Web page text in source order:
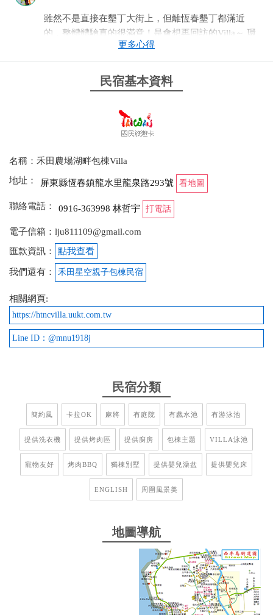
雖然不是直接在墾丁大街上，但離恆春墾丁都滿近
的，整體體驗真的很滿意！是會想再回訪的Villa～ 環
境清幽、面對湖畔(裡面有魚但看不太到)，一到就有
放鬆的感覺，很適合一群朋友或家人一起來度假！包
棟客廳空間算大，活動起來很自在，不管聊天、吃東
西或玩遊戲都很舒服，有一種完全屬於自己的空間
現場有提供瓦斯烤肉架，但我們第一天是直接叫烤肉
車進來，可以直接停旁邊，解放雙手，有夠爽！ 泳池
電。 另外很喜歡他們的KTV，沒有像有些民宿會限制
時間到晚上就要小聲，可以比較自在地唱歌放鬆，到
大半夜都ok，雖然點歌機一開始有點不太直覺，但歌
庫其實很齊全，連老歌都有，而且還是原始MV版
飽，還有北海道奶茶跟黑糖奶茶，跟一些牙刷備品給
真的有需要的人～ 整體來說，不管是環境、設施還是
自由度都很到位，很適合想要好好放鬆、又可以盡情
玩樂的包棟行程，服務也超Nice～
from google
你準備好 真的非常棒
from google
2025-10-23 23:47:48
小孩泳池同樂吃烤肉打電動，大人歡唱打麻將暢飲聊
天，且不用怕吵到鄰居，停車方便，房間乾淨明亮，
2025-10-23 23:46:12
第一次來，設備都很新，雖然天氣陰陰的，但小孩還
是跳入泳池開心玩水，ktv也一首接一首的唱
更多心得
民宿基本資料
名稱：禾田農場湖畔包棟Villa
地址：
屏東縣恆春鎮龍水里龍泉路293號 看地圖
聯絡電話： 0916-363998 林哲宇 打電話
電子信箱：lju811109@gmail.com
匯款資訊：
點我查看
我們還有： 禾田星空親子包棟民宿
相關網頁:
https://htncvilla.uukt.com.tw
Line ID：@mnu1918j
民宿分類
簡約風 卡拉OK 麻將 有庭院 有戲水池 有游泳池
提供洗衣機 提供烤肉區 提供廚房 包棟主題 VILLA泳池
寵物友好 烤肉BBQ 獨棟別墅 提供嬰兒澡盆 提供嬰兒床
ENGLISH 周圍風景美
地圖導航